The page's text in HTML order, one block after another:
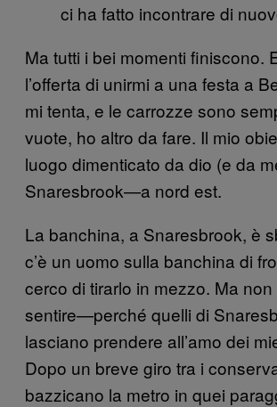
ci ha fatto incontrare di
Ma tutti i bei momenti finiscono.
l’offerta di unirmi a una festa a
mi tenta, e le carrozze sono
vuote, ho altro da fare. Il mio
luogo dimenticato da dio (e da
Snaresbrook—a nord est.
La banchina, a Snaresbrook, è
c’è un uomo sulla banchina di
cerco di tirarlo in mezzo. Ma non
sentire—perché quelli di
lasciano prendere all’amo dei
Dopo un breve giro tra i
bazzicano la metro in quei